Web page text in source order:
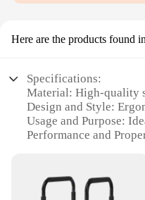
Here are the products found
Specifications:
Material: High-quality
Design and Style:
Usage and Purpose:
Performance and
hardware for installation
Applicable People: